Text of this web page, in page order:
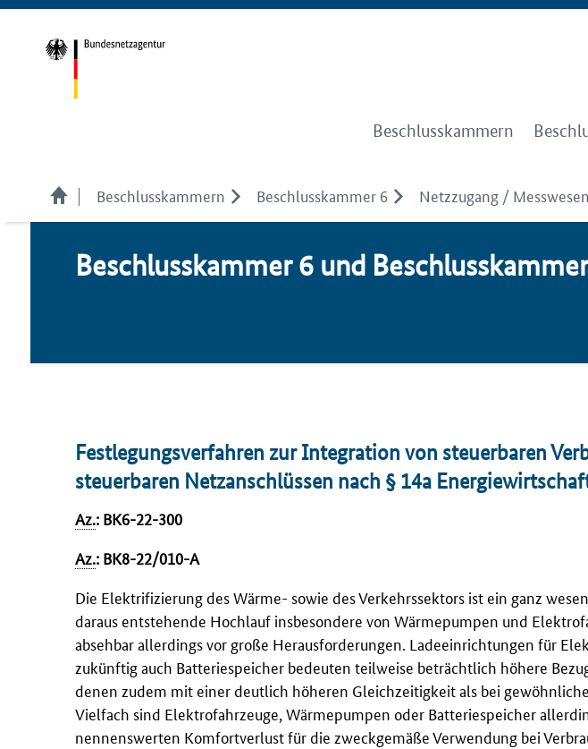
Beschlusskammern
Beschlusskammern Beschlusskammer 6 Netzzugang / Messwesen
Be­schluss­kam­mer 6 und
Festlegungsverfahren zur Integration von steuerbaren
steuerbaren Netzanschlüssen nach § 14a
Az.: BK6-22-300
Az.: BK8-22/010-A
Die Elektrifizierung des Wärme- sowie des Verkehrssektors ist ein ganz
daraus entstehende Hochlauf insbesondere von Wärmepumpen und
absehbar allerdings vor große Herausforderungen. Ladeeinrichtungen für
zukünftig auch Batteriespeicher bedeuten teilweise beträchtlich höhere
denen zudem mit einer deutlich höheren Gleichzeitigkeit als bei
Vielfach sind Elektrofahrzeuge, Wärmepumpen oder Batteriespeicher
nennenswerten Komfortverlust für die zweckgemäße Verwendung bei